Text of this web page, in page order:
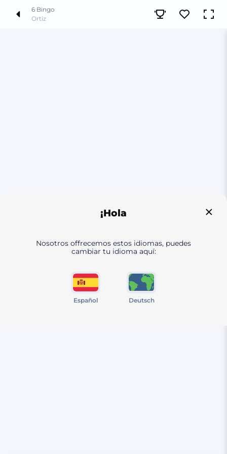
6 Bingo
Ortiz
¡Hola
Nosotros offrecemos estos idiomas, puedes
cambiar tu idioma aquí:
Español Deutsch